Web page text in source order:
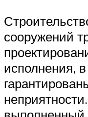
сооружений
исполнения,